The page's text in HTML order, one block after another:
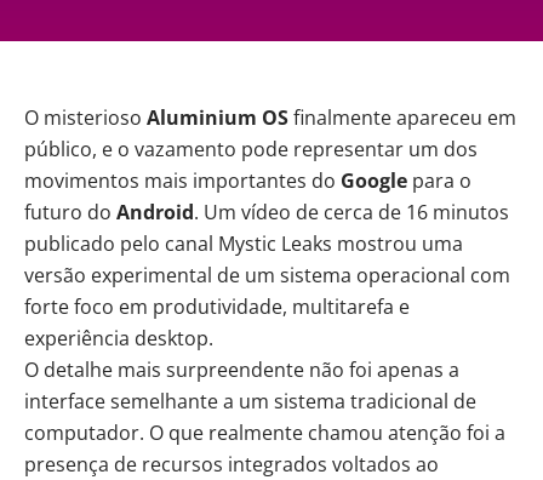
O misterioso Aluminium OSfinalmente apareceu em
público, e o vazamento pode representar um dos
movimentos mais importantes do Google para o
futuro do Android. Um vídeo de cerca de 16 minutos
publicado pelo canal Mystic Leaks mostrou uma
versão experimental de um sistema operacional com
forte foco em produtividade, multitarefa e
experiência desktop.
O detalhe mais surpreendente não foi apenas a
interface semelhante a um sistema tradicional de
computador. O que realmente chamou atenção foi a
presença de recursos integrados voltados ao